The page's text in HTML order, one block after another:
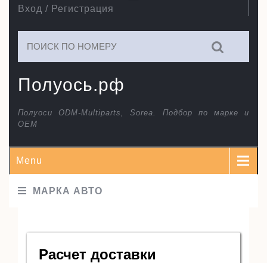
Полуось.рф
Полуоси ODM-Multiparts, Sorea. Подбор по марке и
ОЕМ
Вход / Регистрация
Menu
МАРКА АВТО
Расчет доставки